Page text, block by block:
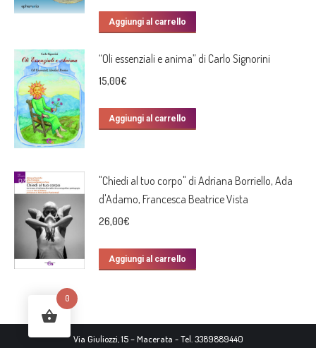
Aggiungi al carrello
“Oli essenziali e anima” di Carlo Signorini
15,00€
Aggiungi al carrello
"Chiedi al tuo corpo" di Adriana Borriello, Ada
d'Adamo, Francesca Beatrice Vista
26,00€
Aggiungi al carrello
Via Giuliozzi, 15 – Macerata - Tel. 3389889440
0